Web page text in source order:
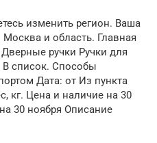
изменить регион. Ваша
Москва и область. Главная
ручки Ручки для
В список. Способы
Дата: от Из пункта
кг. Цена и наличие на 30
30 ноября Описание